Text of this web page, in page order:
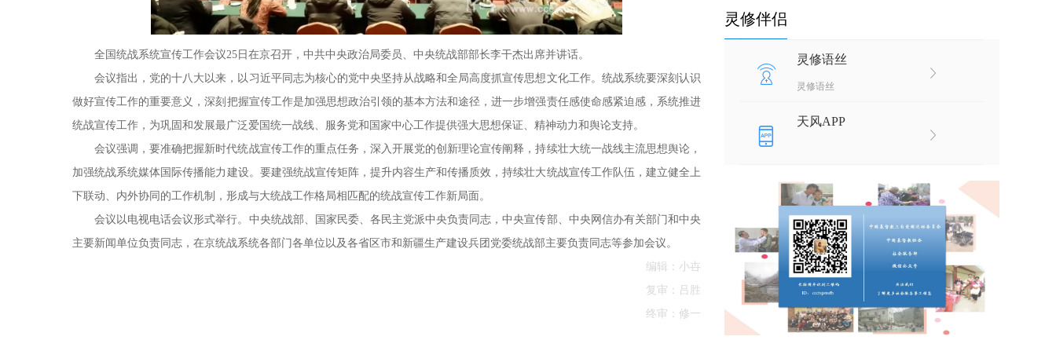
全国统战系统宣传工作会议25日在京召开，中共中央政治局委员、中央统战部部长李干杰出席并讲话。
会议指出，党的十八大以来，以习近平同志为核心的党中央坚持从战略和全局高度抓宣传思想文化工作。统战系统要深刻认识
做好宣传工作的重要意义，深刻把握宣传工作是加强思想政治引领的基本方法和途径，进一步增强责任感使命感紧迫感，系统推进
统战宣传工作，为巩固和发展最广泛爱国统一战线、服务党和国家中心工作提供强大思想保证、精神动力和舆论支持。
会议强调，要准确把握新时代统战宣传工作的重点任务，深入开展党的创新理论宣传阐释，持续壮大统一战线主流思想舆论，
加强统战系统媒体国际传播能力建设。要建强统战宣传矩阵，提升内容生产和传播质效，持续壮大统战宣传工作队伍，建立健全上
下联动、内外协同的工作机制，形成与大统战工作格局相匹配的统战宣传工作新局面。
会议以电视电话会议形式举行。中央统战部、国家民委、各民主党派中央负责同志，中央宣传部、中央网信办有关部门和中央
主要新闻单位负责同志，在京统战系统各部门各单位以及各省区市和新疆生产建设兵团党委统战部主要负责同志等参加会议。
编辑：小卋
复审：吕胜
终审：修一
灵修伴侣
灵修语丝
灵修语丝
天风APP